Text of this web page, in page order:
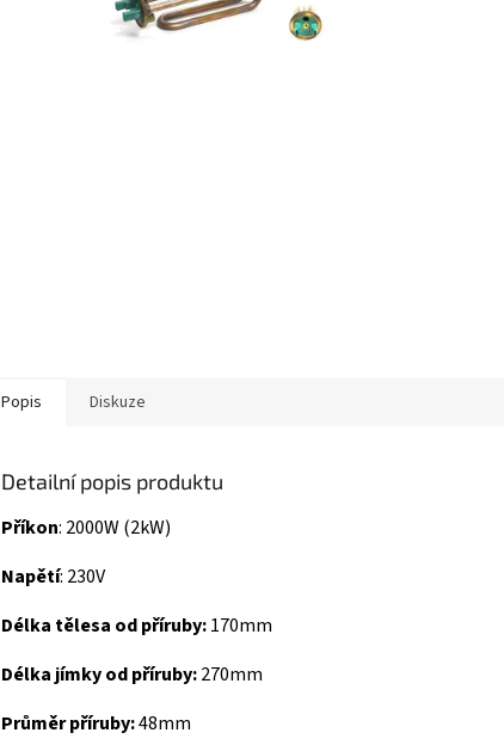
Popis Diskuze
Detailní popis produktu
Příkon: 2000W (2kW)
Napětí: 230V
Délka tělesa od příruby:170mm
Délka jímky od příruby:270mm
Průměr příruby:48mm